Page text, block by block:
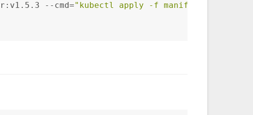
--cmd="kubectl apply -f manifests"